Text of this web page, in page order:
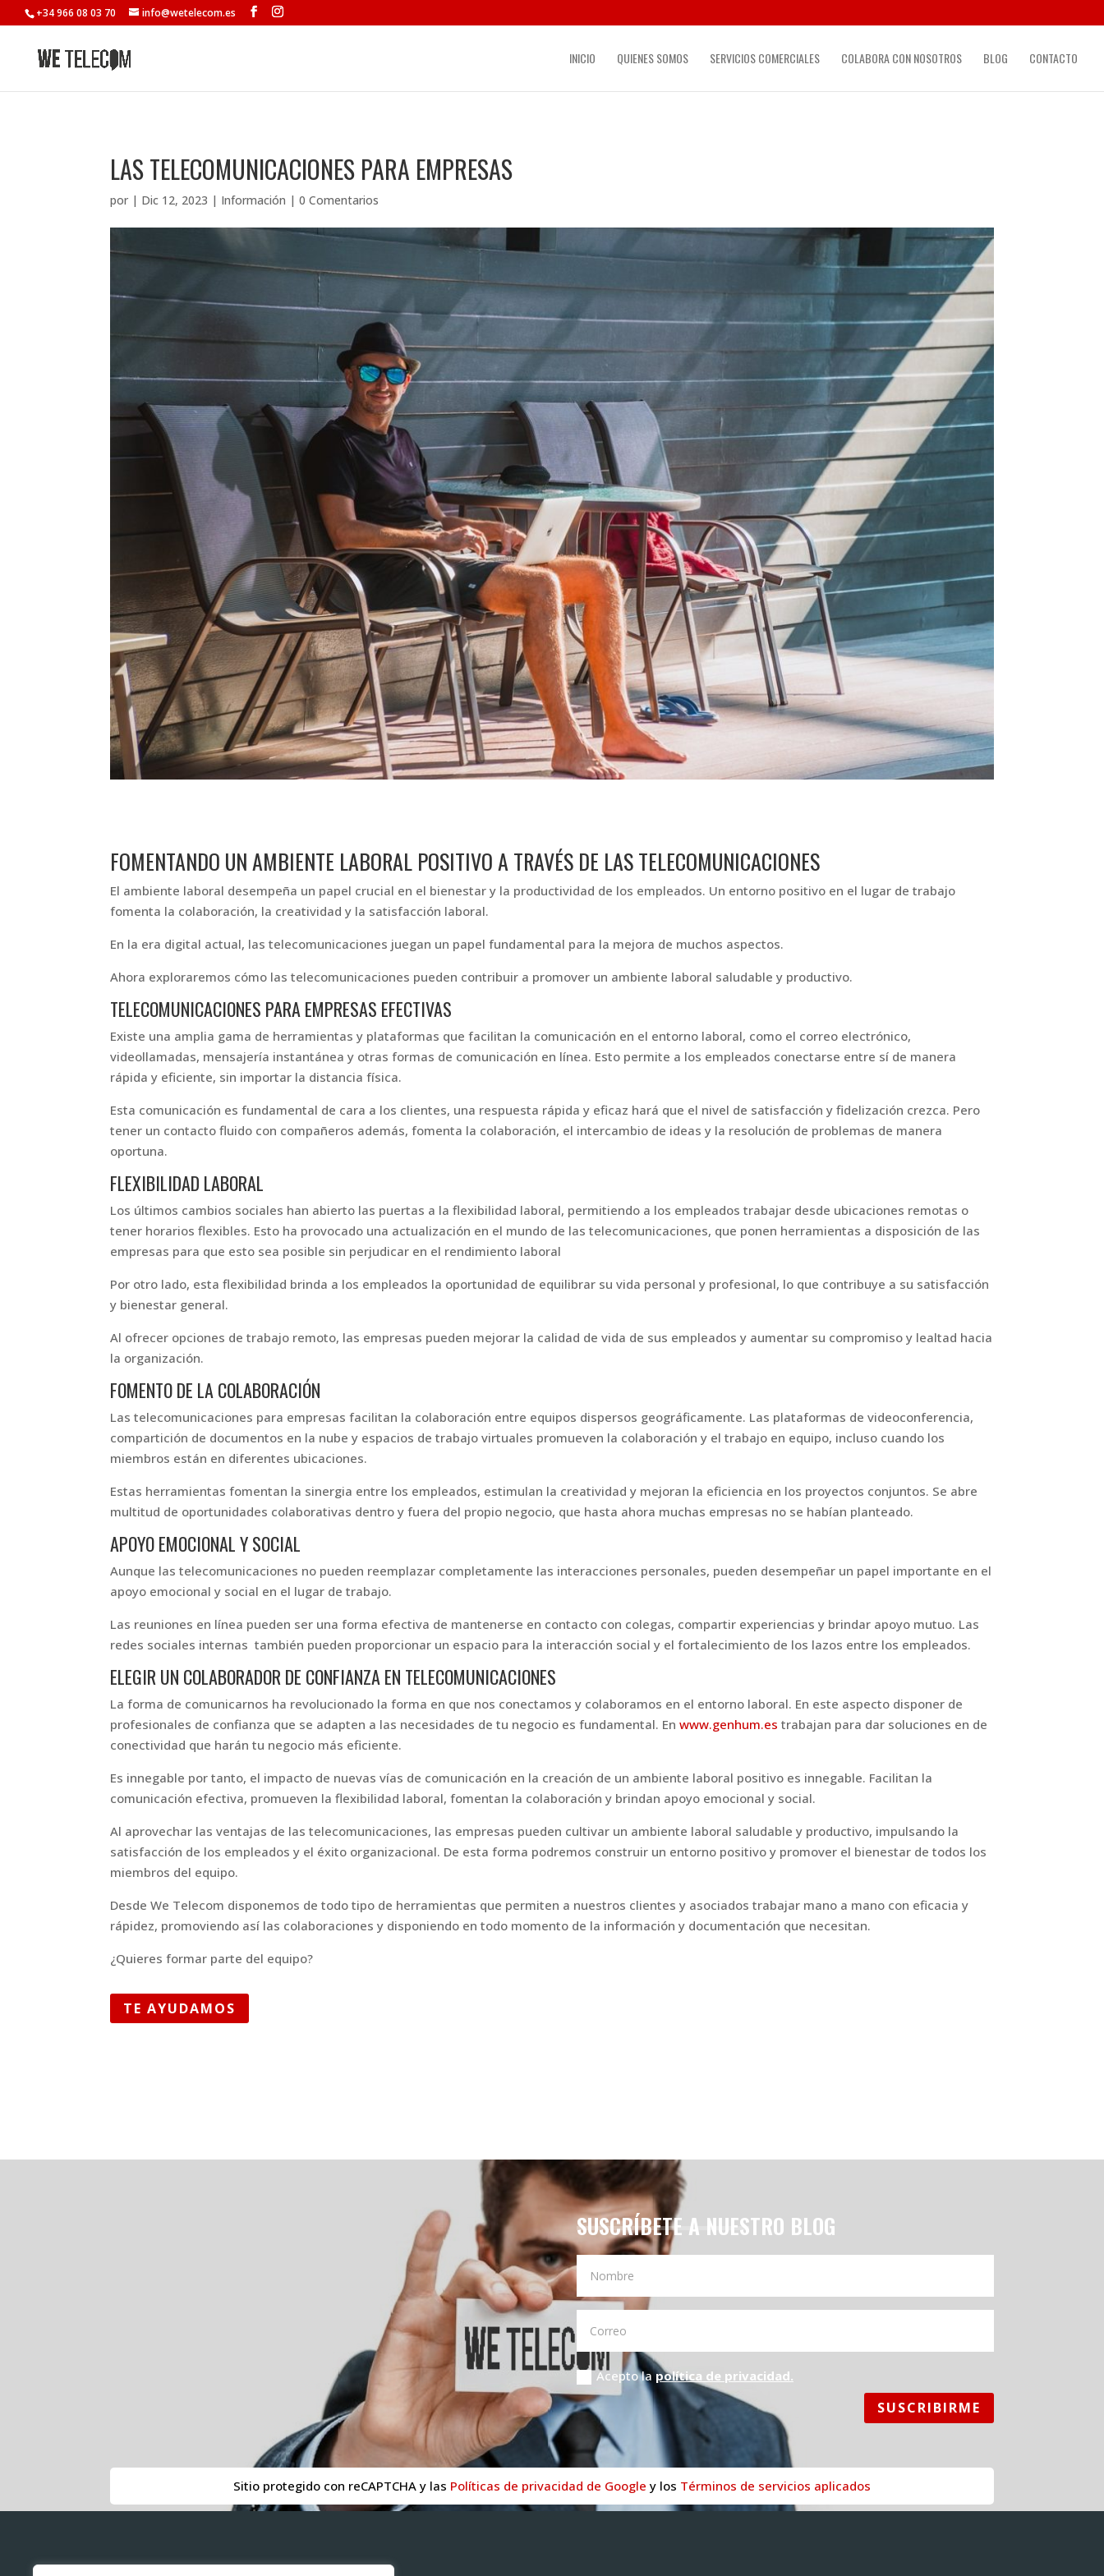
+34 966 08 03 70 info@wetelecom.es
INICIO QUIENES SOMOS SERVICIOS COMERCIALES COLABORA CON NOSOTROS BLOG CONTACTO
LAS TELECOMUNICACIONES PARA EMPRESAS
por | Dic 12, 2023 | Información |0 Comentarios
FOMENTANDO UN AMBIENTE LABORAL POSITIVO A TRAVÉS DE LAS TELECOMUNICACIONES
El ambiente laboral desempeña un papel crucial en el bienestar y la productividad de los empleados. Un entorno positivo en el lugar de trabajo
fomenta la colaboración, la creatividad y la satisfacción laboral.
En la era digital actual, las telecomunicaciones juegan un papel fundamental para la mejora de muchos aspectos.
Ahora exploraremos cómo las telecomunicaciones pueden contribuir a promover un ambiente laboral saludable y productivo.
TELECOMUNICACIONES PARA EMPRESAS EFECTIVAS
Existe una amplia gama de herramientas y plataformas que facilitan la comunicación en el entorno laboral, como el correo electrónico,
videollamadas, mensajería instantánea y otras formas de comunicación en línea. Esto permite a los empleados conectarse entre sí de manera
rápida y eficiente, sin importar la distancia física.
Esta comunicación es fundamental de cara a los clientes, una respuesta rápida y eficaz hará que el nivel de satisfacción y fidelización crezca. Pero
tener un contacto fluido con compañeros además, fomenta la colaboración, el intercambio de ideas y la resolución de problemas de manera
oportuna.
FLEXIBILIDAD LABORAL
Los últimos cambios sociales han abierto las puertas a la flexibilidad laboral, permitiendo a los empleados trabajar desde ubicaciones remotas o
tener horarios flexibles. Esto ha provocado una actualización en el mundo de las telecomunicaciones, que ponen herramientas a disposición de las
empresas para que esto sea posible sin perjudicar en el rendimiento laboral
Por otro lado, esta flexibilidad brinda a los empleados la oportunidad de equilibrar su vida personal y profesional, lo que contribuye a su satisfacción
y bienestar general.
Al ofrecer opciones de trabajo remoto, las empresas pueden mejorar la calidad de vida de sus empleados y aumentar su compromiso y lealtad hacia
la organización.
FOMENTO DE LA COLABORACIÓN
Las telecomunicaciones para empresas facilitan la colaboración entre equipos dispersos geográficamente. Las plataformas de videoconferencia,
compartición de documentos en la nube y espacios de trabajo virtuales promueven la colaboración y el trabajo en equipo, incluso cuando los
miembros están en diferentes ubicaciones.
Estas herramientas fomentan la sinergia entre los empleados, estimulan la creatividad y mejoran la eficiencia en los proyectos conjuntos. Se abre
multitud de oportunidades colaborativas dentro y fuera del propio negocio, que hasta ahora muchas empresas no se habían planteado.
APOYO EMOCIONAL Y SOCIAL
Aunque las telecomunicaciones no pueden reemplazar completamente las interacciones personales, pueden desempeñar un papel importante en el
apoyo emocional y social en el lugar de trabajo.
Las reuniones en línea pueden ser una forma efectiva de mantenerse en contacto con colegas, compartir experiencias y brindar apoyo mutuo. Las
redes sociales internas también pueden proporcionar un espacio para la interacción social y el fortalecimiento de los lazos entre los empleados.
ELEGIR UN COLABORADOR DE CONFIANZA EN TELECOMUNICACIONES
La forma de comunicarnos ha revolucionado la forma en que nos conectamos y colaboramos en el entorno laboral. En este aspecto disponer de
profesionales de confianza que se adapten a las necesidades de tu negocio es fundamental. Enwww.genhum.es trabajan para dar soluciones en de
conectividad que harán tu negocio más eficiente.
Es innegable por tanto, el impacto de nuevas vías de comunicación en la creación de un ambiente laboral positivo es innegable. Facilitan la
comunicación efectiva, promueven la flexibilidad laboral, fomentan la colaboración y brindan apoyo emocional y social.
Al aprovechar las ventajas de las telecomunicaciones, las empresas pueden cultivar un ambiente laboral saludable y productivo, impulsando la
satisfacción de los empleados y el éxito organizacional. De esta forma podremos construir un entorno positivo y promover el bienestar de todos los
miembros del equipo.
Desde We Telecom disponemos de todo tipo de herramientas que permiten a nuestros clientes y asociados trabajar mano a mano con eficacia y
rápidez, promoviendo así las colaboraciones y disponiendo en todo momento de la información y documentación que necesitan.
¿Quieres formar parte del equipo?
TE AYUDAMOS
SUSCRÍBETE A NUESTRO BLOG
Acepto lapolítica de privacidad.
SUSCRIBIRME
Sitio protegido con reCAPTCHA y las Políticas de privacidad de Google y los Términos de servicios aplicados